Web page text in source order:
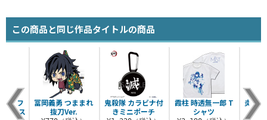
この商品と同じ作品タイトルの商品
鬼殺隊 カラビナ付
きミニポーチ
霞柱 時透無一郎 T
シャツ
炎柱
郎 フ
ケース
冨岡義勇 つままれ
抜刀Ver.